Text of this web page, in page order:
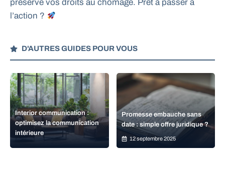
préserve vos droits au chômage. Prêt à passer à
l’action ?
D'AUTRES GUIDES POUR VOUS
Interior communication :
optimisez la communication
intérieure
Promesse embauche sans
date : simple offre juridique ?
12 septembre 2025